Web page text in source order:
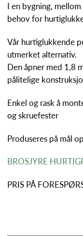
I en bygning,
behov for
Vår hurtiglukkende
utmerket alternativ.
Den åpner med 1,8
pålitelige
Enkel og rask å
og skruefester
Produseres på mål
BROSJYRE
PRIS PÅ